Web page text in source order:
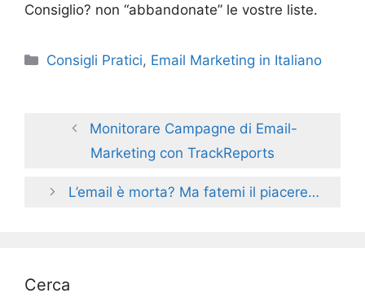
Consiglio? non “abbandonate” le vostre liste.
Categories
Consigli Pratici, Email Marketing in Italiano
Monitorare Campagne di Email-
Marketing con TrackReports
L’email è morta? Ma fatemi il piacere…
Cerca